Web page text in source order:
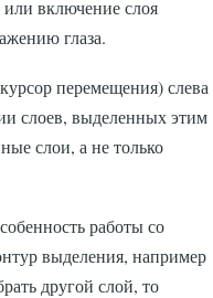
включение слоя
глаза.
перемещения) слева
слоев, выделенных этим
слои, а не только
работы со
выделения, например
другой слой, то